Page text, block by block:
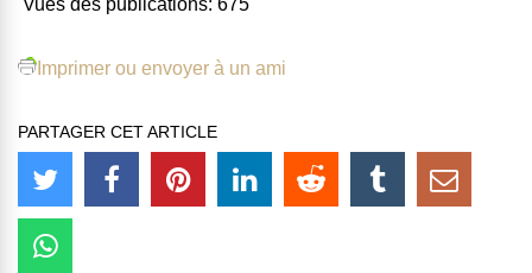
Vues des publications: 675
Imprimer ou envoyer à un ami
PARTAGER CET ARTICLE